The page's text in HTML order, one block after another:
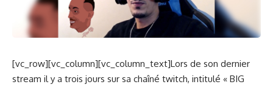
[vc_row][vc_column][vc_column_text]Lors de son dernier
stream il y a trois jours sur sa chaîné twitch, intitulé « BIG